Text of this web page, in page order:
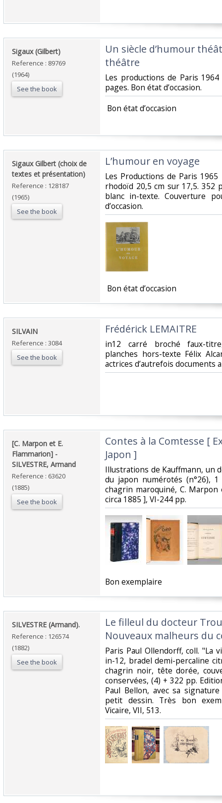
‎Sigaux (Gilbert)‎
Reference : 89769
(1964)
See the book
‎Un siècle d’humour
théâtre‎
‎Les productions de Paris
pages. Bon état d’occasion.‎
‎ Bon état d’occasion ‎
‎Sigaux Gilbert (choix de
textes et présentation)‎
Reference : 128187
(1965)
See the book
‎L’humour en voyage‎
‎Les Productions de Paris
rhodoïd 20,5 cm sur 17,5.
blanc in-texte. Couverture
d’occasion.‎
‎ Bon état d’occasion ‎
‎SILVAIN ‎
Reference : 3084
See the book
‎Frédérick LEMAITRE‎
‎in12 carré broché faux-
planches hors-texte Félix
actrices d’autrefois documents
‎[C. Marpon et E.
Flammarion] - ‎
‎SILVESTRE, Armand‎
Reference : 63620
(1885)
See the book
‎Contes à la Comtesse [
Japon ]‎
‎Illustrations de Kauffmann, un
du japon numérotés (n°26),
chagrin maroquiné, C. Marpon
circa 1885 ], VI-244 pp.‎
‎Bon exemplaire‎
‎SILVESTRE (Armand).‎
Reference : 126574
(1882)
See the book
‎Le filleul du docteur
Nouveaux malheurs du
‎Paris Paul Ollendorff, coll. "La
in-12, bradel demi-percaline
chagrin noir, tête dorée,
conservées, (4) + 322 pp.
Paul Bellon, avec sa
petit dessin. Très bon
Vicaire, VII, 513.‎